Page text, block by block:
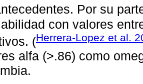
Por su
con valores
(Herrera-Lopez et al.
alfa (>.86) como